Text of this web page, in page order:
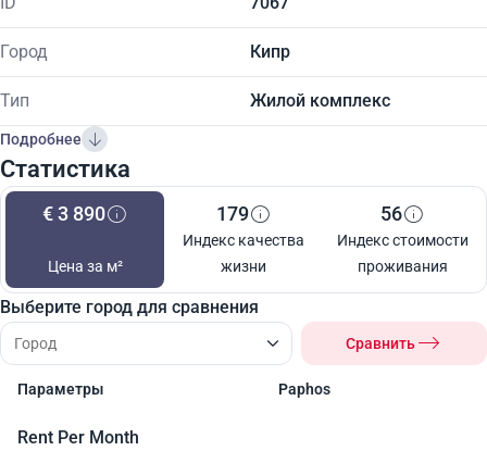
Город Кипр
Тип Жилой комплекс
Подробнее
Статистика
€ 3 890
Цена за м²
179
Индекс качества
жизни
56
Индекс стоимости
проживания
Выберите город для сравнения
Сравнить
Параметры Paphos
Rent Per Month